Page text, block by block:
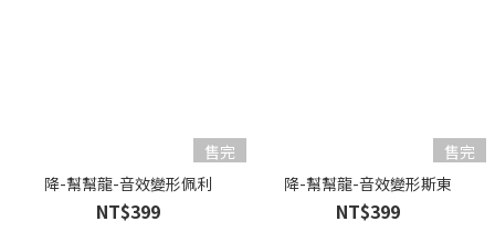
售完
降-幫幫龍-音效變形佩利
NT$399
售完
降-幫幫龍-音效變形斯東
NT$399